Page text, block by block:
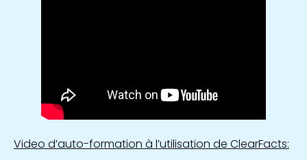
Video d’auto-formation à l’utilisation de ClearFacts: